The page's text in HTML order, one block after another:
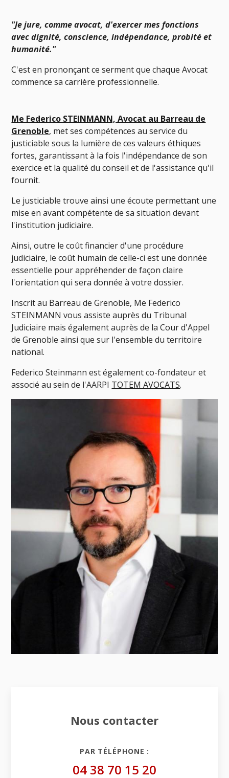
"Je jure, comme avocat, d'exercer mes fonctions
avec dignité, conscience, indépendance, probité et
humanité."
C'est en prononçant ce serment que chaque Avocat
commence sa carrière professionnelle.
Me Federico STEINMANN, Avocat au Barreau de
Grenoble, met ses compétences au service du
justiciable sous la lumière de ces valeurs éthiques
fortes, garantissant à la fois l'indépendance de son
exercice et la qualité du conseil et de l'assistance qu'il
fournit.
Le justiciable trouve ainsi une écoute permettant une
mise en avant compétente de sa situation devant
l'institution judiciaire.
Ainsi, outre le coût financier d'une procédure
judiciaire, le coût humain de celle-ci est une donnée
essentielle pour appréhender de façon claire
l'orientation qui sera donnée à votre dossier.
Inscrit au Barreau de Grenoble, Me Federico
STEINMANN vous assiste auprès du Tribunal
Judiciaire mais également auprès de la Cour d'Appel
de Grenoble ainsi que sur l'ensemble du territoire
national.
Federico Steinmann est également co-fondateur et
associé au sein de l'AARPI TOTEM AVOCATS.
Nous contacter
PAR TÉLÉPHONE :
04 38 70 15 20